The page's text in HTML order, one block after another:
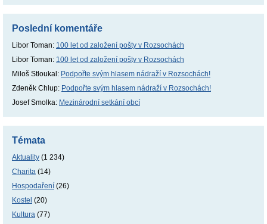
Poslední komentáře
Libor Toman: 100 let od založení pošty v Rozsochách
Libor Toman: 100 let od založení pošty v Rozsochách
Miloš Stloukal : Podpořte svým hlasem nádraží v Rozsochách!
Zdeněk Chlup: Podpořte svým hlasem nádraží v Rozsochách!
Josef Smolka: Mezinárodní setkání obcí
Témata
Aktuality (1 234)
Charita (14)
Hospodaření (26)
Kostel (20)
Kultura (77)